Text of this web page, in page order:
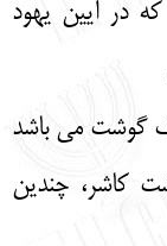
در آیین یهود
گوشت می‌ باشد
کاشر، چندین